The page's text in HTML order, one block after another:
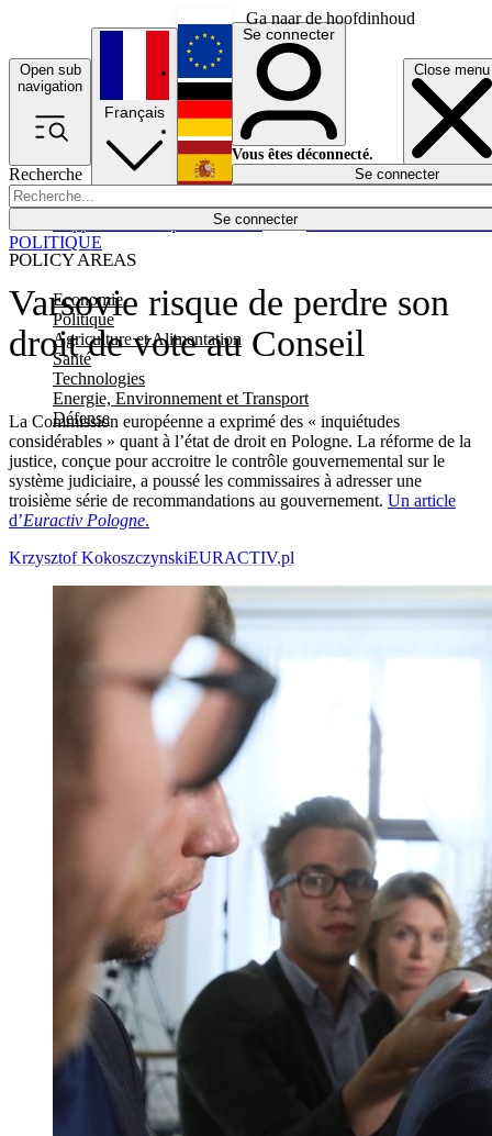
Ga naar de hoofdinhoud
Open sub
navigation
Close menu
Recherche
Se connecter
POLICY AREAS
Economie
Politique
Agriculture et Alimentation
Santé
Technologies
Energie, Environnement et Transport
Défense
Économie
Français
English
Deutsch
Español
Se connecter
Vous êtes déconnecté.
Se connecter
Varsovie risque de perdre son
droit de vote au Conseil
La Commission européenne a exprimé des « inquiétudes
considérables » quant à l’état de droit en Pologne. La réforme de la
justice, conçue pour accroitre le contrôle gouvernemental sur le
système judiciaire, a poussé les commissaires à adresser une
troisième série de recommandations au gouvernement. Un article
d’Euractiv Pologne.
POLITIQUE
Krzysztof KokoszczynskiEURACTIV.pl